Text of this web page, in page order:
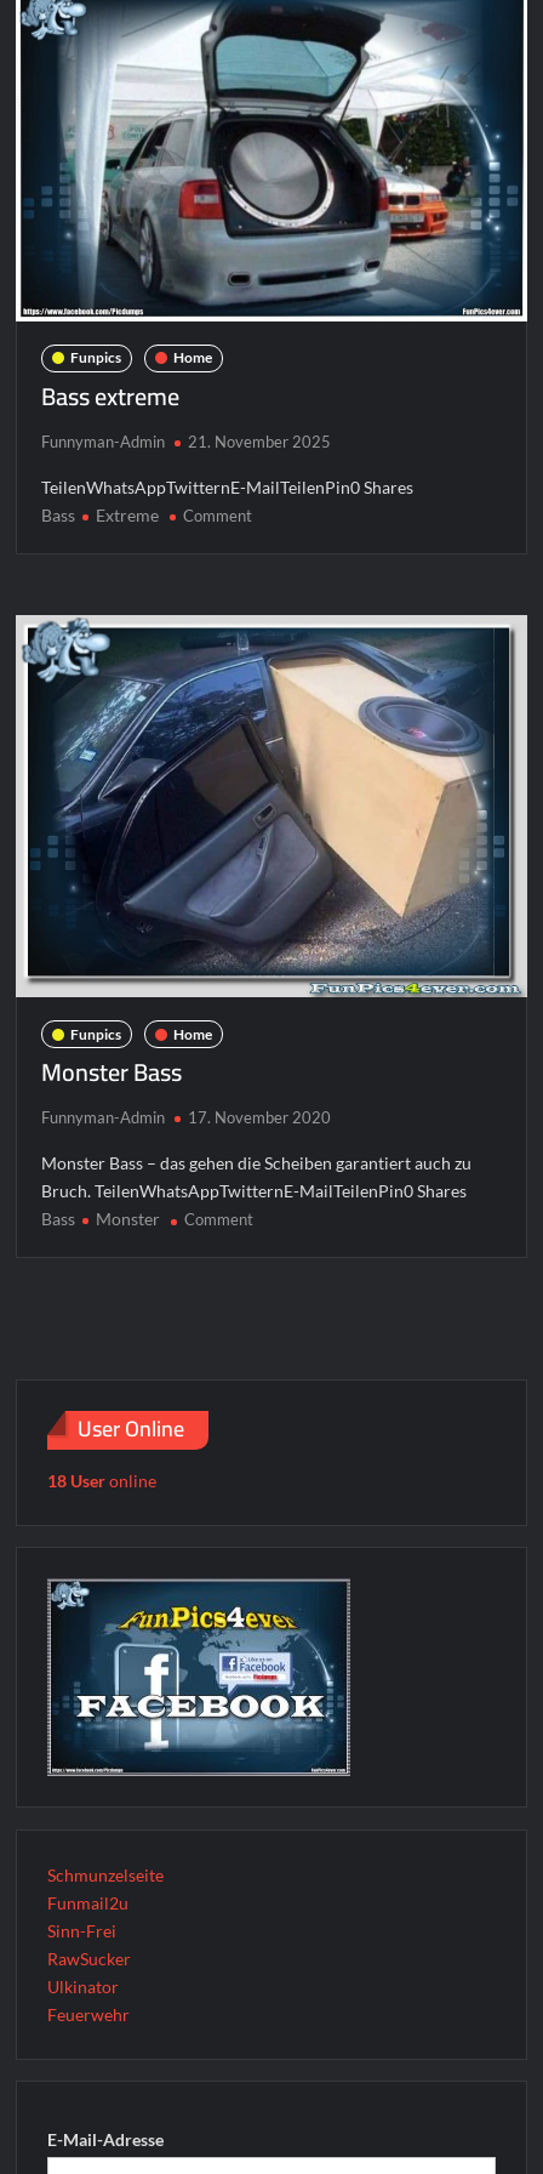
Funpics Home
Bass extreme
Funnyman-Admin 21. November 2025
TeilenWhatsAppTwitternE-MailTeilenPin0 Shares
Bass
Extreme Commenton
Funpics Home
Monster Bass
Funnyman-Admin 17. November 2020
Monster Bass – das gehen die Scheiben garantiert auch zu
Bruch. TeilenWhatsAppTwitternE-MailTeilenPin0 Shares
Bass
Monster Commenton
User Online
18 Useronline
Schmunzelseite
Funmail2u
Sinn-Frei
RawSucker
Ulkinator
Feuerwehr
E-Mail-Adresse